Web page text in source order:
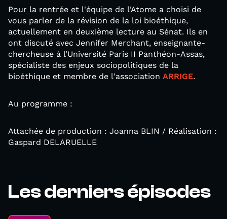
Pour la rentrée et l'équipe de l'Atome a choisi de
vous parler de la révision de la loi bioéthique,
actuellement en deuxième lecture au Sénat. Ils en
ont discuté avec Jennifer Merchant, enseignante-
chercheuse à l’Université Paris II Panthéon-Assas,
spécialiste des enjeux sociopolitiques de la
bioéthique et membre de l'association ARRIGE.
Au programme :
Attachée de production : Joanna BLIN / Réalisation :
Gaspard DELARUELLE
Les derniers épisodes